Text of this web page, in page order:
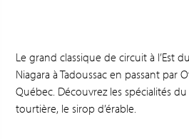
Le grand classique de circuit à l’Est
Niagara à Tadoussac en passant par
Québec. Découvrez les spécialités
tourtière, le sirop d’érable.